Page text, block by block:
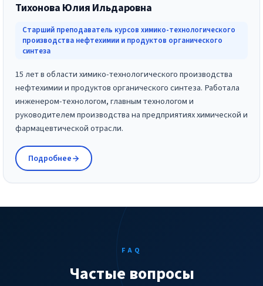
Тихонова Юлия Ильдаровна
Старший преподаватель курсов химико-технологического
производства нефтехимии и продуктов органического
синтеза
15 лет в области химико-технологического производства
нефтехимии и продуктов органического синтеза. Работала
инженером-технологом, главным технологом и
руководителем производства на предприятиях химической и
фармацевтической отрасли.
Подробнее
FAQ
Частые вопросы